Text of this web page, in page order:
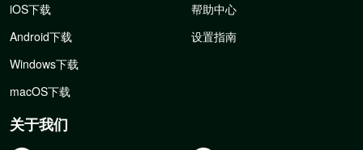
iOS下载
Android下载
Windows下载
macOS下载
帮助中心
设置指南
关于我们